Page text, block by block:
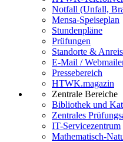
Notfall (Unfall,
Mensa-Speiseplan
Stundenpläne
Prüfungen
Standorte &
E-Mail /
Pressebereich
HTWK.magazin
Zentrale Bereiche
Bibliothek und
Zentrales
IT-Servicezentrum
Mathematisch-